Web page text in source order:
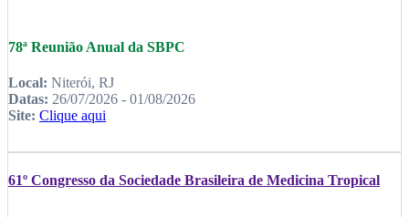
78ª Reunião Anual da SBPC
Local: Niterói, RJ
Datas: 26/07/2026 - 01/08/2026
Site: Clique aqui
61º Congresso da Sociedade Brasileira de Medicina Tropical